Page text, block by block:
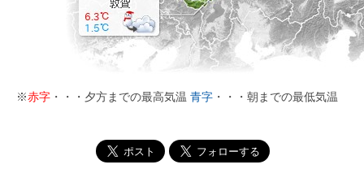
※赤字 ・・・夕方までの最高気温 青字 ・・・朝までの最低気温